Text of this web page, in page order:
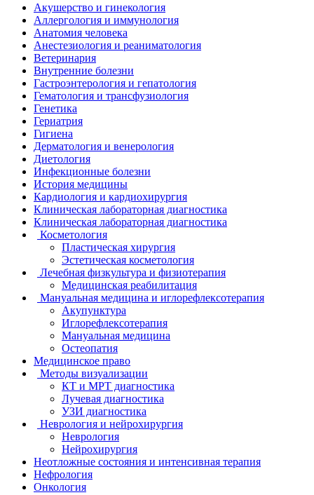
Акушерство и гинекология
Аллергология и иммунология
Анатомия человека
Анестезиология и реаниматология
Ветеринария
Внутренние болезни
Гастроэнтерология и гепатология
Гематология и трансфузиология
Генетика
Гериатрия
Гигиена
Дерматология и венерология
Диетология
Инфекционные болезни
История медицины
Кардиология и кардиохирургия
Клиническая лабораторная диагностика
Клиническая лабораторная диагностика
Косметология
Пластическая хирургия
Эстетическая косметология
Лечебная физкультура и физиотерапия
Медицинская реабилитация
Мануальная медицина и иглорефлексотерапия
Акупунктура
Иглорефлексотерапия
Мануальная медицина
Остеопатия
Медицинское право
Методы визуализации
КТ и МРТ диагностика
Лучевая диагностика
УЗИ диагностика
Неврология и нейрохирургия
Неврология
Нейрохирургия
Неотложные состояния и интенсивная терапия
Нефрология
Онкология